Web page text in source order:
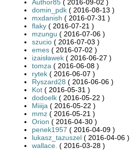
Author85 ( 2016-09-02 )
domin_pdk ( 2016-08-13 )
mxdanish ( 2016-07-31 )
flaky ( 2016-07-21 )
mzungu ( 2016-07-06 )
szucio ( 2016-07-03 )
emes ( 2016-07-02 )
izaisławek ( 2016-06-27 )
tomza ( 2016-06-08 )
rytek ( 2016-06-07 )
Ryszard28 ( 2016-06-06 )
Kot ( 2016-05-31 )
dodoelk ( 2016-05-22 )
Miiija ( 2016-05-22 )
mmz ( 2016-05-21 )
Orion ( 2016-04-30 )
penek1957 ( 2016-04-09 )
lukasz_tazuszel ( 2016-04-06 )
wallace. ( 2016-03-28 )